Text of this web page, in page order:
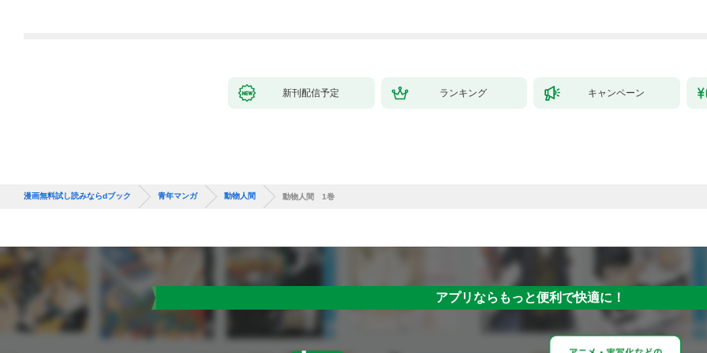
新刊配信予定 ランキング キャンペーン
漫画無料試し読みならdブック 青年マンガ 動物人間 動物人間 1巻
アプリならもっと便利で快適に！